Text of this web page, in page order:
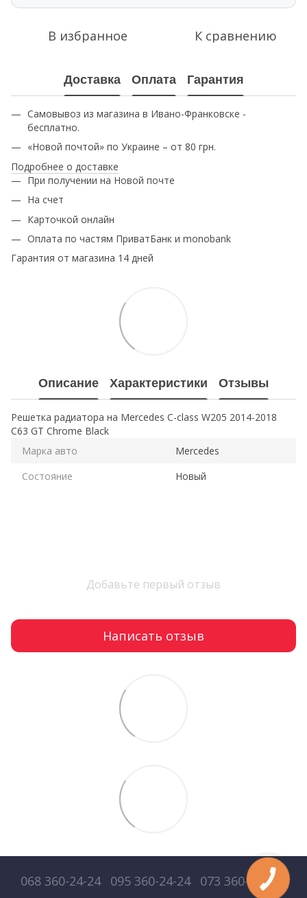
В избранное К сравнению
Доставка Оплата Гарантия
Самовывоз из магазина в Ивано-Франковске -
бесплатно.
«Новой почтой» по Украине – от 80 грн.
Подробнее о доставке
При получении на Новой почте
На счет
Карточкой онлайн
Оплата по частям ПриватБанк и monobank
Гарантия от магазина 14 дней
Описание Характеристики Отзывы
Решетка радиатора на Mercedes C-class W205 2014-2018
C63 GT Chrome Black
Марка авто
Mercedes
Состояние
Новый
Добавьте первый отзыв
Написать отзыв
068 360-24-24 095 360-24-24 073 360-24-24